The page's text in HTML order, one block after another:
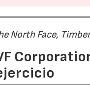
North Face,